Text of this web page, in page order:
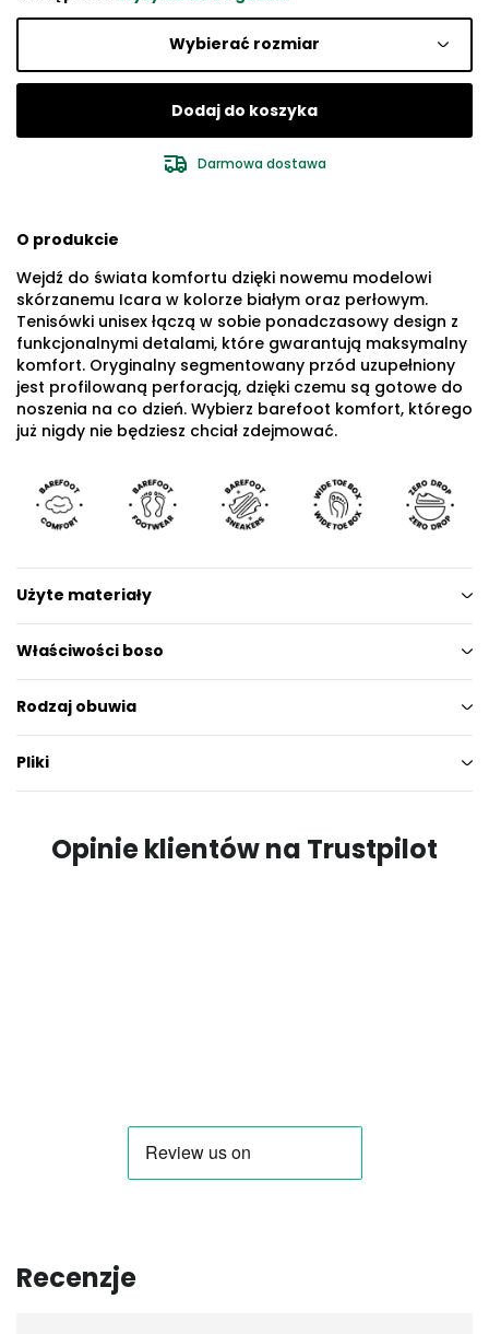
Wybierać rozmiar
Dodaj do koszyka
Darmowa dostawa
O produkcie
Wejdź do świata komfortu dzięki nowemu modelowi
skórzanemu Icara w kolorze białym oraz perłowym.
Tenisówki unisex łączą w sobie ponadczasowy design z
funkcjonalnymi detalami, które gwarantują maksymalny
komfort. Oryginalny segmentowany przód uzupełniony
jest profilowaną perforacją, dzięki czemu są gotowe do
noszenia na co dzień. Wybierz barefoot komfort, którego
już nigdy nie będziesz chciał zdejmować.
Użyte materiały
Właściwości boso
Rodzaj obuwia
Pliki
Opinie klientów na Trustpilot
Recenzje